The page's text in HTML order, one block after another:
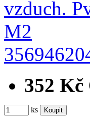
352 Kč
ks